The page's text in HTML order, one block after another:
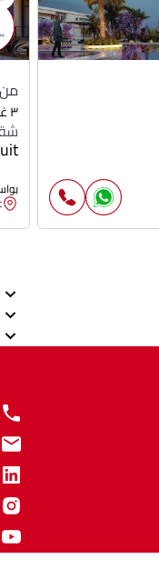
من
٣ غرفة نوم